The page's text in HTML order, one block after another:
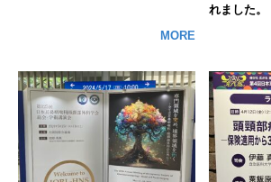
MORE
れました。